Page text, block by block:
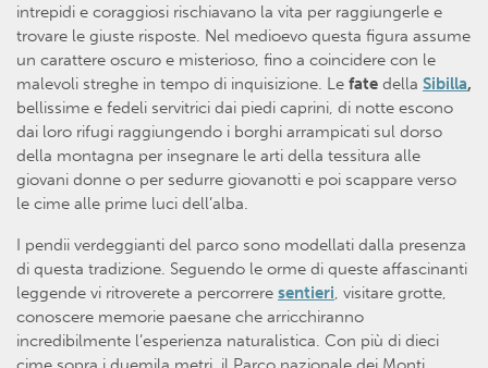
intrepidi e coraggiosi rischiavano la vita per raggiungerle e
trovare le giuste risposte. Nel medioevo questa figura assume
un carattere oscuro e misterioso, fino a coincidere con le
malevoli streghe in tempo di inquisizione. Le fate della Sibilla,
bellissime e fedeli servitrici dai piedi caprini, di notte escono
dai loro rifugi raggiungendo i borghi arrampicati sul dorso
della montagna per insegnare le arti della tessitura alle
giovani donne o per sedurre giovanotti e poi scappare verso
le cime alle prime luci dell’alba.
I pendii verdeggianti del parco sono modellati dalla presenza
di questa tradizione. Seguendo le orme di queste affascinanti
leggende vi ritroverete a percorrere sentieri, visitare grotte,
conoscere memorie paesane che arricchiranno
incredibilmente l’esperienza naturalistica. Con più di dieci